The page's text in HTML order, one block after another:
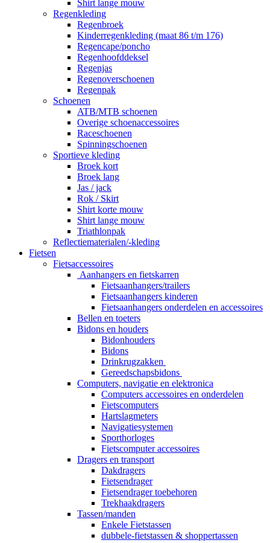
Shirt lange mouw
Regenkleding
Regenbroek
Kinderregenkleding (maat 86 t/m 176)
Regencape/poncho
Regenhoofddeksel
Regenjas
Regenoverschoenen
Regenpak
Schoenen
ATB/MTB schoenen
Overige schoenaccessoires
Raceschoenen
Spinningschoenen
Sportieve kleding
Broek kort
Broek lang
Jas / jack
Rok / Skirt
Shirt korte mouw
Shirt lange mouw
Triathlonpak
Reflectiematerialen/-kleding
Fietsen
Fietsaccessoires
Aanhangers en fietskarren
Fietsaanhangers/trailers
Fietsaanhangers kinderen
Fietsaanhangers onderdelen en accessoires
Bellen en toeters
Bidons en houders
Bidonhouders
Bidons
Drinkrugzakken
Gereedschapsbidons
Computers, navigatie en elektronica
Computers accessoires en onderdelen
Fietscomputers
Hartslagmeters
Navigatiesystemen
Sporthorloges
Fietscomputer accessoires
Dragers en transport
Dakdragers
Fietsendrager
Fietsendrager toebehoren
Trekhaakdragers
Tassen/manden
Enkele Fietstassen
dubbele-fietstassen & shoppertassen